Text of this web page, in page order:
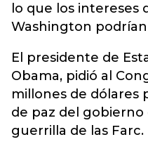
lo que los intereses
Washington
El presidente de
Obama, pidió al
millones de dólares
de paz del gobierno
guerrilla de las Farc.